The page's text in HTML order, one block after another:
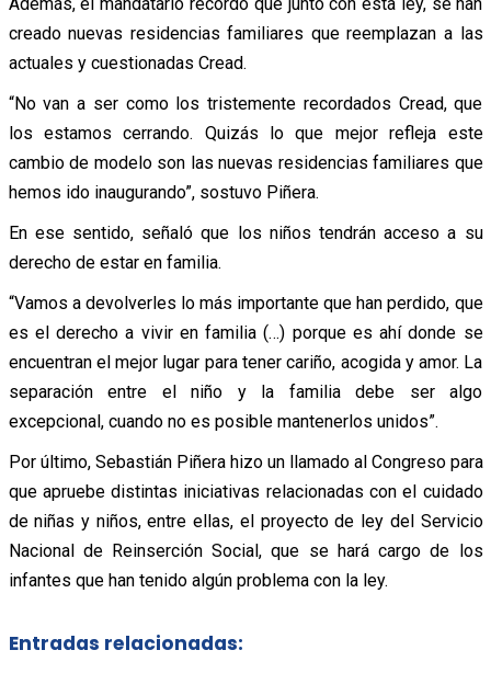
creado nuevas residencias familiares que reemplazan a las
actuales y cuestionadas Cread.
“No van a ser como los tristemente recordados Cread, que
los estamos cerrando. Quizás lo que mejor refleja este
cambio de modelo son las nuevas residencias familiares que
hemos ido inaugurando”, sostuvo Piñera.
En ese sentido, señaló que los niños tendrán acceso a su
derecho de estar en familia.
“Vamos a devolverles lo más importante que han perdido, que
es el derecho a vivir en familia (…) porque es ahí donde se
encuentran el mejor lugar para tener cariño, acogida y amor. La
separación entre el niño y la familia debe ser algo
excepcional, cuando no es posible mantenerlos unidos”.
Por último, Sebastián Piñera hizo un llamado al Congreso para
que apruebe distintas iniciativas relacionadas con el cuidado
de niñas y niños, entre ellas, el proyecto de ley del Servicio
Nacional de Reinserción Social, que se hará cargo de los
infantes que han tenido algún problema con la ley.
Entradas relacionadas: